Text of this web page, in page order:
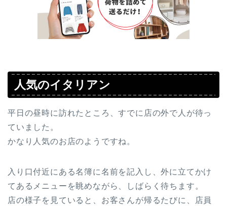
人気のイタリアン
平日の昼時に訪れたところ、すでに店の外で人が待っ
ていました。
かなり人気のお店のようですね。
入り口付近にある名簿に名前を記入し、外に立てかけ
てあるメニューを眺めながら、しばらく待ちます。
店の様子を見ていると、お客さんが帰るたびに、店員